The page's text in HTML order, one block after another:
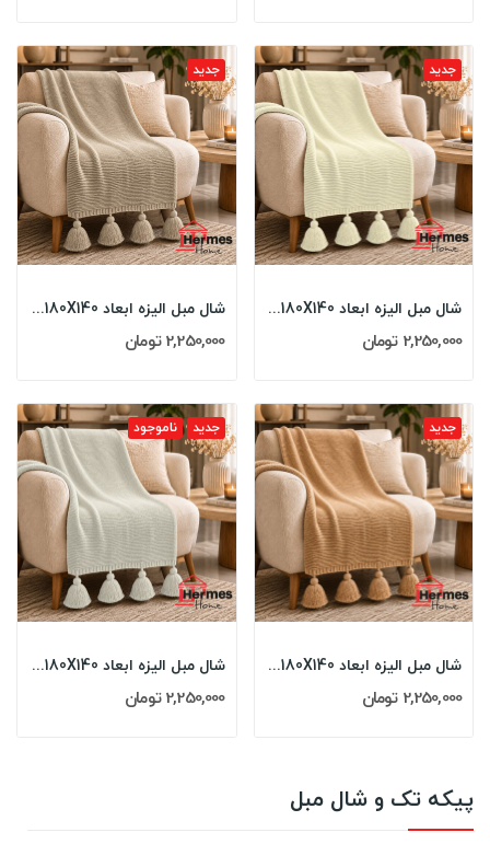
پیکه تک و شال مبل
جدید
شال مبل الیزه ابعاد 180X140 رنگ: نباتی
2,250,000 تومان
جدید
شال مبل الیزه ابعاد 180X140 رنگ: خاکی
2,250,000 تومان
جدید
شال مبل الیزه ابعاد 180X140 رنگ: نسکافه
2,250,000 تومان
جدید ناموجود
شال مبل الیزه ابعاد 180X140 رنگ: طوسی
2,250,000 تومان